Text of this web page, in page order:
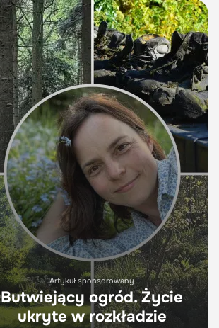
Artykuł sponsorowany
Butwiejący ogród. Życie
ukryte w rozkładzie